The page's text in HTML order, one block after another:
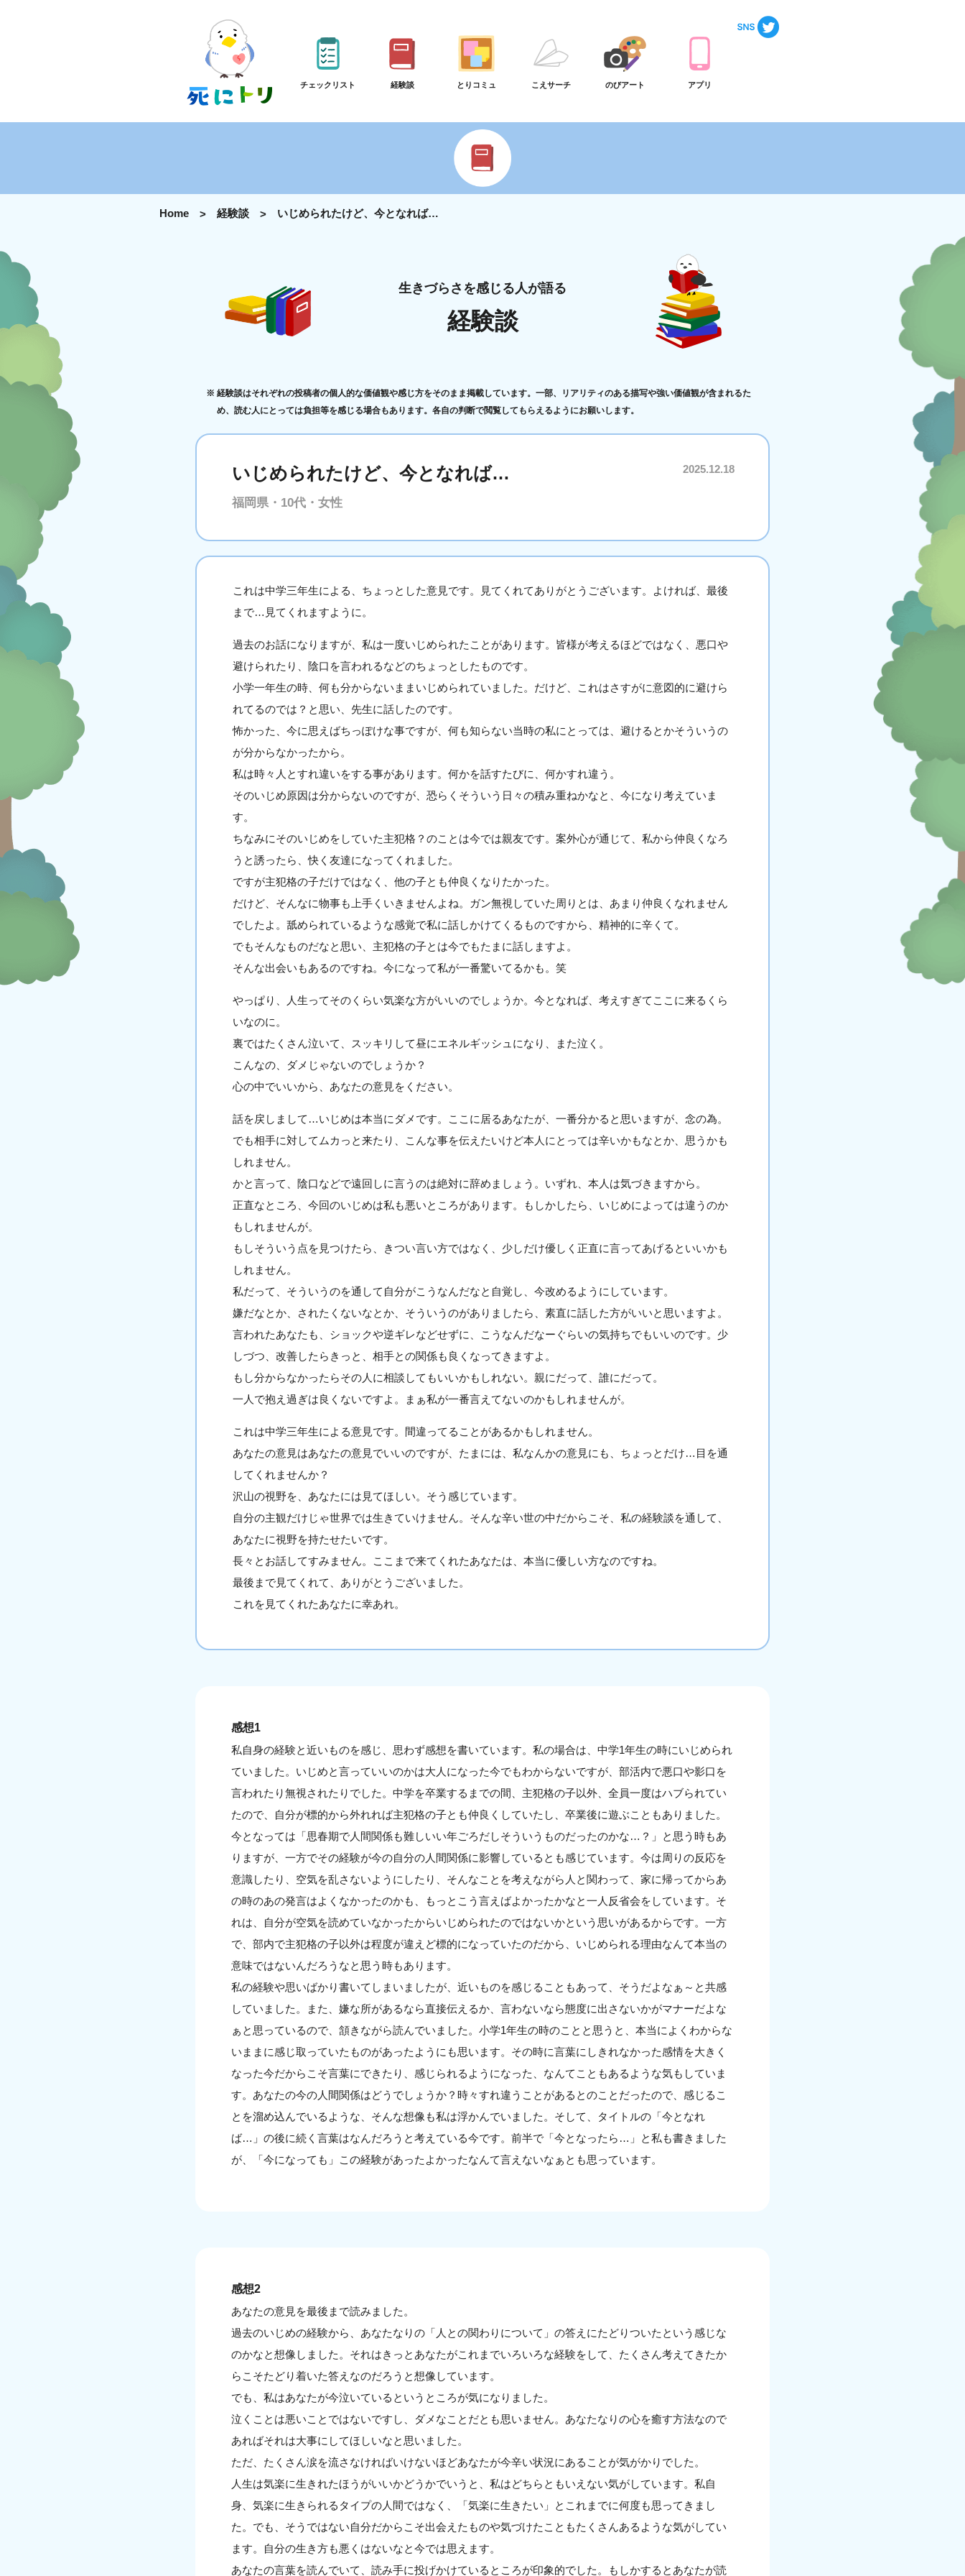
チェックリスト 経験談 とりコミュ こえサーチ のびアート アプリ
Home 経験談 いじめられたけど、今となれば…
生きづらさを感じる人が語る
経験談
経験談はそれぞれの投稿者の個人的な価値観や感じ方をそのまま掲載しています。一部、リアリティのある描写や強い価値観が含まれるた
め、読む人にとっては負担等を感じる場合もあります。各自の判断で閲覧してもらえるようにお願いします。
いじめられたけど、今となれば… 2025.12.18
福岡県・10代・女性
これは中学三年生による、ちょっとした意見です。見てくれてありがとうございます。よければ、最後
まで…見てくれますように。
過去のお話になりますが、私は一度いじめられたことがあります。皆様が考えるほどではなく、悪口や
避けられたり、陰口を言われるなどのちょっとしたものです。
小学一年生の時、何も分からないままいじめられていました。だけど、これはさすがに意図的に避けら
れてるのでは？と思い、先生に話したのです。
怖かった、今に思えばちっぽけな事ですが、何も知らない当時の私にとっては、避けるとかそういうの
が分からなかったから。
私は時々人とすれ違いをする事があります。何かを話すたびに、何かすれ違う。
そのいじめ原因は分からないのですが、恐らくそういう日々の積み重ねかなと、今になり考えていま
す。
ちなみにそのいじめをしていた主犯格？のことは今では親友です。案外心が通じて、私から仲良くなろ
うと誘ったら、快く友達になってくれました。
ですが主犯格の子だけではなく、他の子とも仲良くなりたかった。
だけど、そんなに物事も上手くいきませんよね。ガン無視していた周りとは、あまり仲良くなれません
でしたよ。舐められているような感覚で私に話しかけてくるものですから、精神的に辛くて。
でもそんなものだなと思い、主犯格の子とは今でもたまに話しますよ。
そんな出会いもあるのですね。今になって私が一番驚いてるかも。笑
やっぱり、人生ってそのくらい気楽な方がいいのでしょうか。今となれば、考えすぎてここに来るくら
いなのに。
裏ではたくさん泣いて、スッキリして昼にエネルギッシュになり、また泣く。
こんなの、ダメじゃないのでしょうか？
心の中でいいから、あなたの意見をください。
話を戻しまして…いじめは本当にダメです。ここに居るあなたが、一番分かると思いますが、念の為。
でも相手に対してムカっと来たり、こんな事を伝えたいけど本人にとっては辛いかもなとか、思うかも
しれません。
かと言って、陰口などで遠回しに言うのは絶対に辞めましょう。いずれ、本人は気づきますから。
正直なところ、今回のいじめは私も悪いところがあります。もしかしたら、いじめによっては違うのか
もしれませんが。
もしそういう点を見つけたら、きつい言い方ではなく、少しだけ優しく正直に言ってあげるといいかも
しれません。
私だって、そういうのを通して自分がこうなんだなと自覚し、今改めるようにしています。
嫌だなとか、されたくないなとか、そういうのがありましたら、素直に話した方がいいと思いますよ。
言われたあなたも、ショックや逆ギレなどせずに、こうなんだなーぐらいの気持ちでもいいのです。少
しづつ、改善したらきっと、相手との関係も良くなってきますよ。
もし分からなかったらその人に相談してもいいかもしれない。親にだって、誰にだって。
一人で抱え過ぎは良くないですよ。まぁ私が一番言えてないのかもしれませんが。
これは中学三年生による意見です。間違ってることがあるかもしれません。
あなたの意見はあなたの意見でいいのですが、たまには、私なんかの意見にも、ちょっとだけ…目を通
してくれませんか？
沢山の視野を、あなたには見てほしい。そう感じています。
自分の主観だけじゃ世界では生きていけません。そんな辛い世の中だからこそ、私の経験談を通して、
あなたに視野を持たせたいです。
長々とお話してすみません。ここまで来てくれたあなたは、本当に優しい方なのですね。
最後まで見てくれて、ありがとうございました。
これを見てくれたあなたに幸あれ。
感想1
私自身の経験と近いものを感じ、思わず感想を書いています。私の場合は、中学1年生の時にいじめられ
ていました。いじめと言っていいのかは大人になった今でもわからないですが、部活内で悪口や影口を
言われたり無視されたりでした。中学を卒業するまでの間、主犯格の子以外、全員一度はハブられてい
たので、自分が標的から外れれば主犯格の子とも仲良くしていたし、卒業後に遊ぶこともありました。
今となっては「思春期で人間関係も難しいい年ごろだしそういうものだったのかな…？」と思う時もあ
りますが、一方でその経験が今の自分の人間関係に影響しているとも感じています。今は周りの反応を
意識したり、空気を乱さないようにしたり、そんなことを考えながら人と関わって、家に帰ってからあ
の時のあの発言はよくなかったのかも、もっとこう言えばよかったかなと一人反省会をしています。そ
れは、自分が空気を読めていなかったからいじめられたのではないかという思いがあるからです。一方
で、部内で主犯格の子以外は程度が違えど標的になっていたのだから、いじめられる理由なんて本当の
意味ではないんだろうなと思う時もあります。
私の経験や思いばかり書いてしまいましたが、近いものを感じることもあって、そうだよなぁ～と共感
していました。また、嫌な所があるなら直接伝えるか、言わないなら態度に出さないかがマナーだよな
ぁと思っているので、頷きながら読んでいました。小学1年生の時のことと思うと、本当によくわからな
いままに感じ取っていたものがあったようにも思います。その時に言葉にしきれなかった感情を大きく
なった今だからこそ言葉にできたり、感じられるようになった、なんてこともあるような気もしていま
す。あなたの今の人間関係はどうでしょうか？時々すれ違うことがあるとのことだったので、感じるこ
とを溜め込んでいるような、そんな想像も私は浮かんでいました。そして、タイトルの「今となれ
ば…」の後に続く言葉はなんだろうと考えている今です。前半で「今となったら…」と私も書きました
が、「今になっても」この経験があったよかったなんて言えないなぁとも思っています。
感想2
あなたの意見を最後まで読みました。
過去のいじめの経験から、あなたなりの「人との関わりについて」の答えにたどりついたという感じな
のかなと想像しました。それはきっとあなたがこれまでいろいろな経験をして、たくさん考えてきたか
らこそたどり着いた答えなのだろうと想像しています。
でも、私はあなたが今泣いているというところが気になりました。
泣くことは悪いことではないですし、ダメなことだとも思いません。あなたなりの心を癒す方法なので
あればそれは大事にしてほしいなと思いました。
ただ、たくさん涙を流さなければいけないほどあなたが今辛い状況にあることが気がかりでした。
人生は気楽に生きれたほうがいいかどうかでいうと、私はどちらともいえない気がしています。私自
身、気楽に生きられるタイプの人間ではなく、「気楽に生きたい」とこれまでに何度も思ってきまし
た。でも、そうではない自分だからこそ出会えたものや気づけたこともたくさんあるような気がしてい
ます。自分の生き方も悪くはないなと今では思えます。
あなたの言葉を読んでいて、読み手に投げかけているところが印象的でした。もしかするとあなたが読